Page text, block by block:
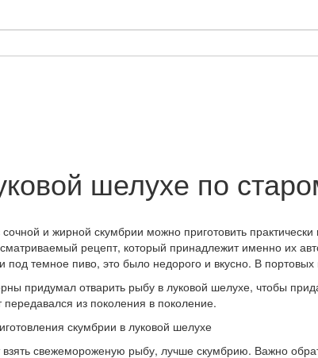
шелухе по
и жирной скумбрии можно приготовить
рецепт, который принадлежит именно их
под темное пиво, это было недорого и вкусно. В
придумал отварить рыбу в луковой шелухе, чтобы
из поколения в поколение.
скумбрии в луковой шелухе
взять свежемороженую рыбу, лучше скумбрию. Важно